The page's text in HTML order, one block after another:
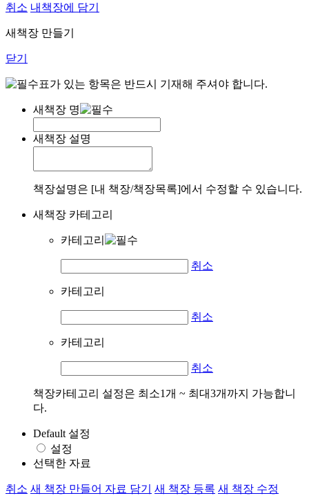
취소 내책장에 담기
새책장 만들기
닫기
표가 있는 항목은 반드시 기재해 주셔야 합니다.
새책장 명
새책장 설명
책장설명은 [내 책장/책장목록]에서 수정할 수 있습니다.
새책장 카테고리
카테고리
취소
카테고리
취소
카테고리
취소
책장카테고리 설정은 최소1개 ~ 최대3개까지 가능합니
다.
Default 설정
설정
선택한 자료
취소 새 책장 만들어 자료 담기 새 책장 등록 새 책장 수정